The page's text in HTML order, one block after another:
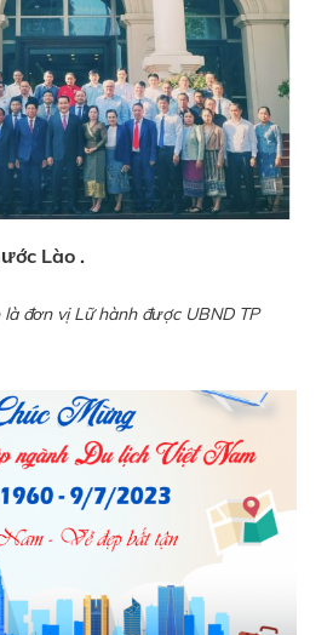
Lào .
đơn vị Lữ hành được UBND TP